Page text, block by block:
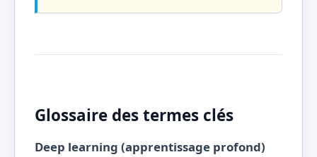
Glossaire des termes clés
Deep learning (apprentissage profond)